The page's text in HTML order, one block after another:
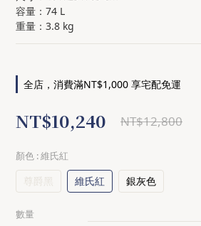
容量：74 L
重量：3.8 kg
全店，消費滿NT$1,000 享宅配免運
NT$10,240 NT$12,800
顏色 : 維氏紅
尊爵黑 維氏紅 銀灰色
數量